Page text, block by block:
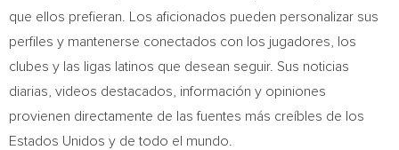
que ellos prefieran. Los aficionados pueden personalizar sus
perfiles y mantenerse conectados con los jugadores, los
clubes y las ligas latinos que desean seguir. Sus noticias
diarias, videos destacados, información y opiniones
provienen directamente de las fuentes más creíbles de los
Estados Unidos y de todo el mundo.